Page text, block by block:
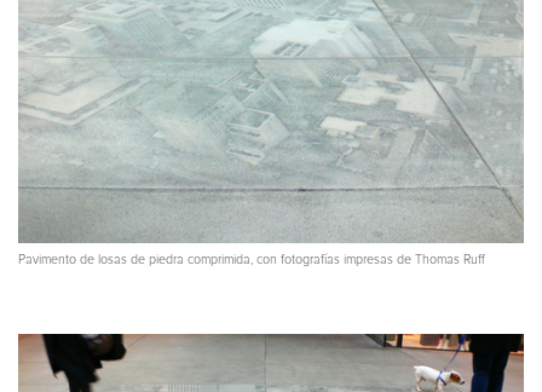
Pavimento de losas de piedra comprimida, con fotografías impresas de Thomas Ruff